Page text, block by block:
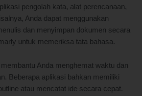
pengolah kata, alat perencanaan,
Anda dapat menggunakan
dan menyimpan dokumen secara
untuk memeriksa tata bahasa.
Anda menghemat waktu dan
Beberapa aplikasi bahkan memiliki
atau mencatat ide secara cepat.